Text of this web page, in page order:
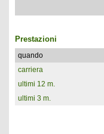
Prestazioni
quando
carriera
ultimi 12 m.
ultimi 3 m.